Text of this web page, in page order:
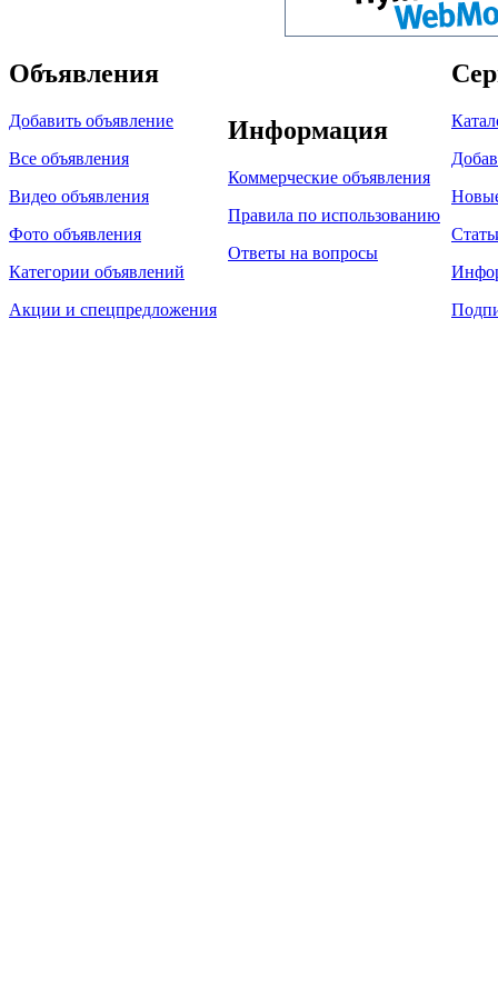
Объявления
Добавить объявление
Все объявления
Видео объявления
Фото объявления
Категории объявлений
Акции и спецпредложения
Информация
Коммерческие объявления
Правила по использованию
Ответы на вопросы